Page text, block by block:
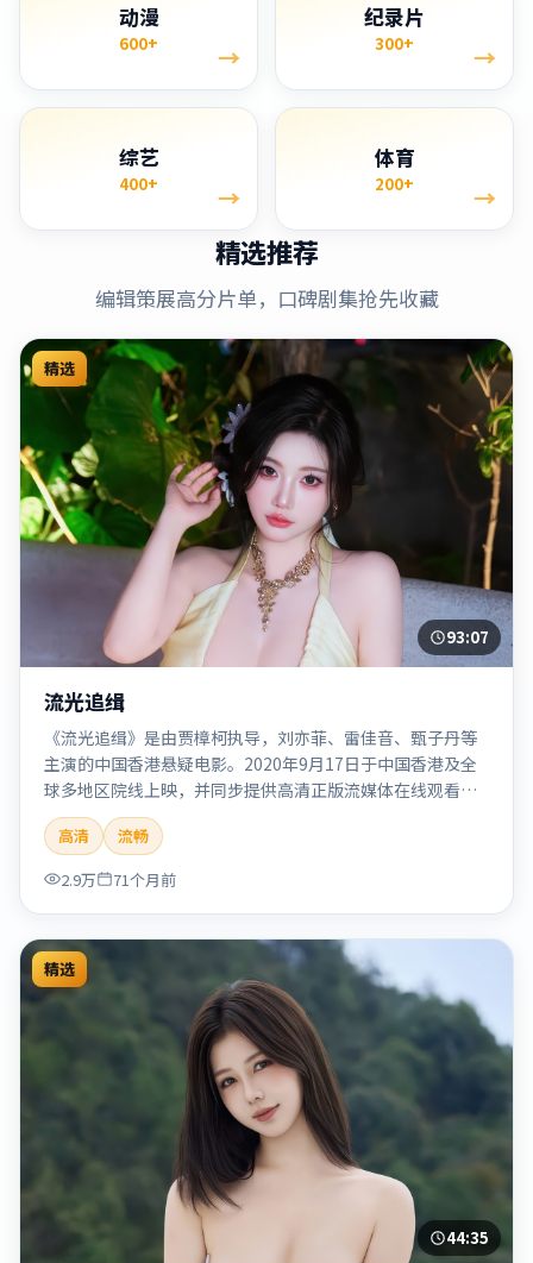
动漫
600+ →
纪录片
300+ →
综艺
400+ →
体育
200+ →
精选推荐
编辑策展高分片单，口碑剧集抢先收藏
精选
93:07
流光追缉
《流光追缉》是由贾樟柯执导，刘亦菲、雷佳音、甄子丹等
主演的中国香港悬疑电影。2020年9月17日于中国香港及全
球多地区院线上映，并同步提供高清正版流媒体在线观看。
剧情与看点：悬念层层推进，线索相互勾连，结局出人意
料，适合推理爱好者。本片适合检索「流光追缉」「贾樟
柯」「悬疑」「中国香港」「2020」「2020-09-17上映」等
关键词的影迷阅读简介与主创信息。
高清
流畅
2.9万
71个月前
精选
44:35